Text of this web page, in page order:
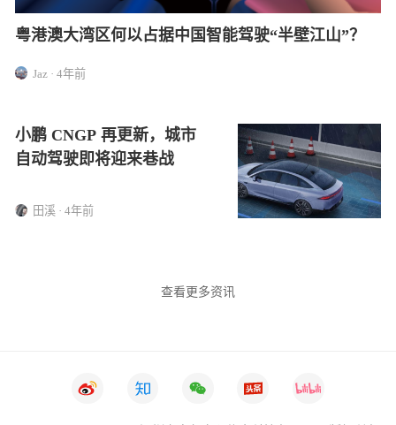
粤港澳大湾区何以占据中国智能驾驶“半壁江山”？
Jaz · 4年前
小鹏 CNGP 再更新，城市
自动驾驶即将迎来巷战
田溪 · 4年前
查看更多资讯